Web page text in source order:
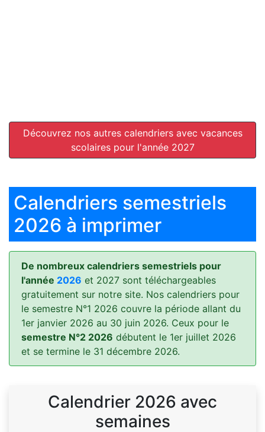
Découvrez nos autres calendriers avec vacances
scolaires pour l'année 2027
Calendriers semestriels
2026 à imprimer
De nombreux calendriers semestriels pour
l'année 2026 et 2027 sont téléchargeables
gratuitement sur notre site. Nos calendriers pour
le semestre N°1 2026 couvre la période allant du
1er janvier 2026 au 30 juin 2026. Ceux pour le
semestre N°2 2026 débutent le 1er juillet 2026
et se termine le 31 décembre 2026.
Calendrier 2026 avec
semaines